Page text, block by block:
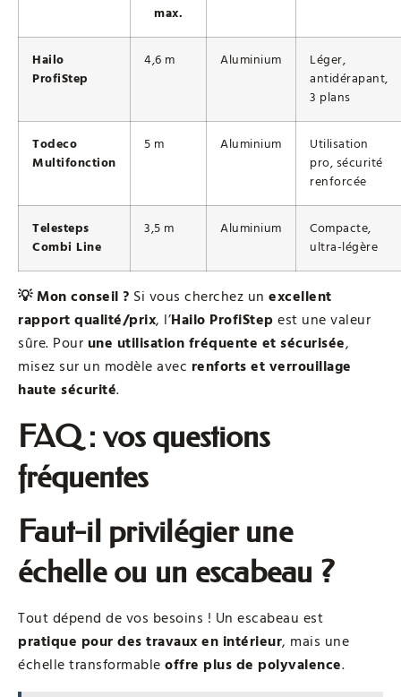
max.
Hailo
ProfiStep
4,6 m Aluminium
Léger,
antidérapant,
3 plans
Todeco
Multifonction
5 m Aluminium
Utilisation
pro, sécurité
renforcée
Telesteps
Combi Line
3,5 m Aluminium
Compacte,
ultra-légère
💡 Mon conseil ? Si vous cherchez un excellent
rapport qualité/prix, l’Hailo ProfiStep est une valeur
sûre. Pour une utilisation fréquente et sécurisée,
misez sur un modèle avec renforts et verrouillage
haute sécurité.
FAQ : vos questions
fréquentes
Faut-il privilégier une
échelle ou un escabeau ?
Tout dépend de vos besoins ! Un escabeau est
pratique pour des travaux en intérieur, mais une
échelle transformable offre plus de polyvalence.